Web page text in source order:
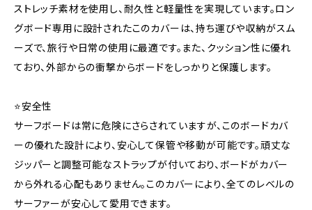
ストレッチ素材を使用し、耐久性と軽量性を実現しています。ロン
グボード専用に設計されたこのカバーは、持ち運びや収納がスム
ーズで、旅行や日常の使用に最適です。また、クッション性に優れ
ており、外部からの衝撃からボードをしっかりと保護します。
⭐️安全性
サーフボードは常に危険にさらされていますが、このボードカバ
ーの優れた設計により、安心して保管や移動が可能です。頑丈な
ジッパーと調整可能なストラップが付いており、ボードがカバー
から外れる心配もありません。このカバーにより、全てのレベルの
サーファーが安心して愛用できます。